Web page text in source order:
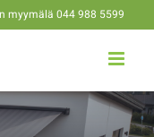
myymälä 044 988 5599